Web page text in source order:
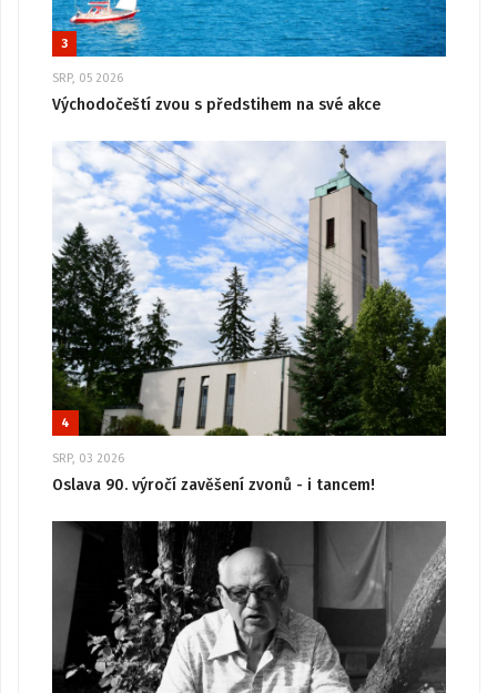
3
SRP, 05 2026
Východočeští zvou s předstihem na své akce
4
SRP, 03 2026
Oslava 90. výročí zavěšení zvonů - i tancem!